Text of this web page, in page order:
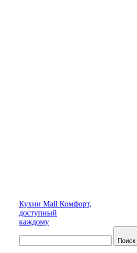
Кухни Mall Комфорт,
доступный
каждому
Поиск